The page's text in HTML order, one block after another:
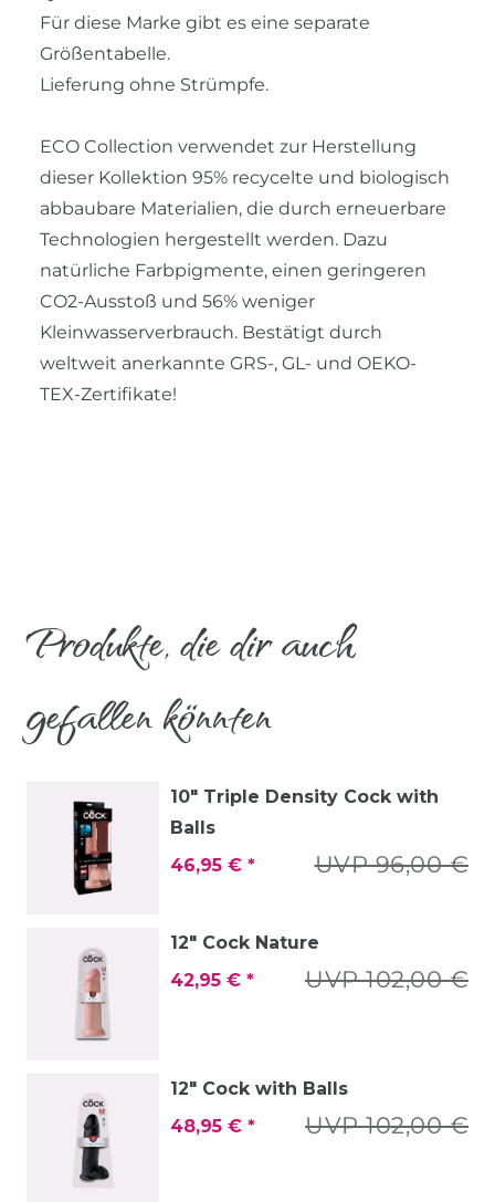
Für diese Marke gibt es eine separate
Größentabelle.
Lieferung ohne Strümpfe.
ECO Collection verwendet zur Herstellung
dieser Kollektion 95% recycelte und biologisch
abbaubare Materialien, die durch erneuerbare
Technologien hergestellt werden. Dazu
natürliche Farbpigmente, einen geringeren
CO2-Ausstoß und 56% weniger
Kleinwasserverbrauch. Bestätigt durch
weltweit anerkannte GRS-, GL- und OEKO-
TEX-Zertifikate!
Produkte, die dir auch
gefallen könnten
10" Triple Density Cock with
Balls
UVP 96,00 €
46,95 € *
12" Cock Nature
UVP 102,00 €
42,95 € *
12" Cock with Balls
UVP 102,00 €
48,95 € *